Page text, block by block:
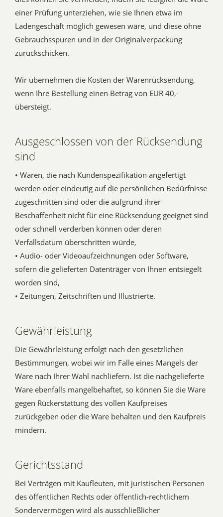
einer Prüfung unterziehen, wie sie Ihnen etwa im
Ladengeschäft möglich gewesen wäre, und diese ohne
Gebrauchsspuren und in der Originalverpackung
zurückschicken.
Wir übernehmen die Kosten der Warenrücksendung,
wenn Ihre Bestellung einen Betrag von EUR 40,-
übersteigt.
Ausgeschlossen von der Rücksendung
sind
• Waren, die nach Kundenspezifikation angefertigt
werden oder eindeutig auf die persönlichen Bedürfnisse
zugeschnitten sind oder die aufgrund ihrer
Beschaffenheit nicht für eine Rücksendung geeignet sind
oder schnell verderben können oder deren
Verfallsdatum überschritten würde,
• Audio- oder Videoaufzeichnungen oder Software,
sofern die gelieferten Datenträger von Ihnen entsiegelt
worden sind,
• Zeitungen, Zeitschriften und Illustrierte.
Gewährleistung
Die Gewährleistung erfolgt nach den gesetzlichen
Bestimmungen, wobei wir im Falle eines Mangels der
Ware nach Ihrer Wahl nachliefern. Ist die nachgelieferte
Ware ebenfalls mangelbehaftet, so können Sie die Ware
gegen Rückerstattung des vollen Kaufpreises
zurückgeben oder die Ware behalten und den Kaufpreis
mindern.
Gerichtsstand
Bei Verträgen mit Kaufleuten, mit juristischen Personen
des öffentlichen Rechts oder öffentlich-rechtlichem
Sondervermögen wird als ausschließlicher